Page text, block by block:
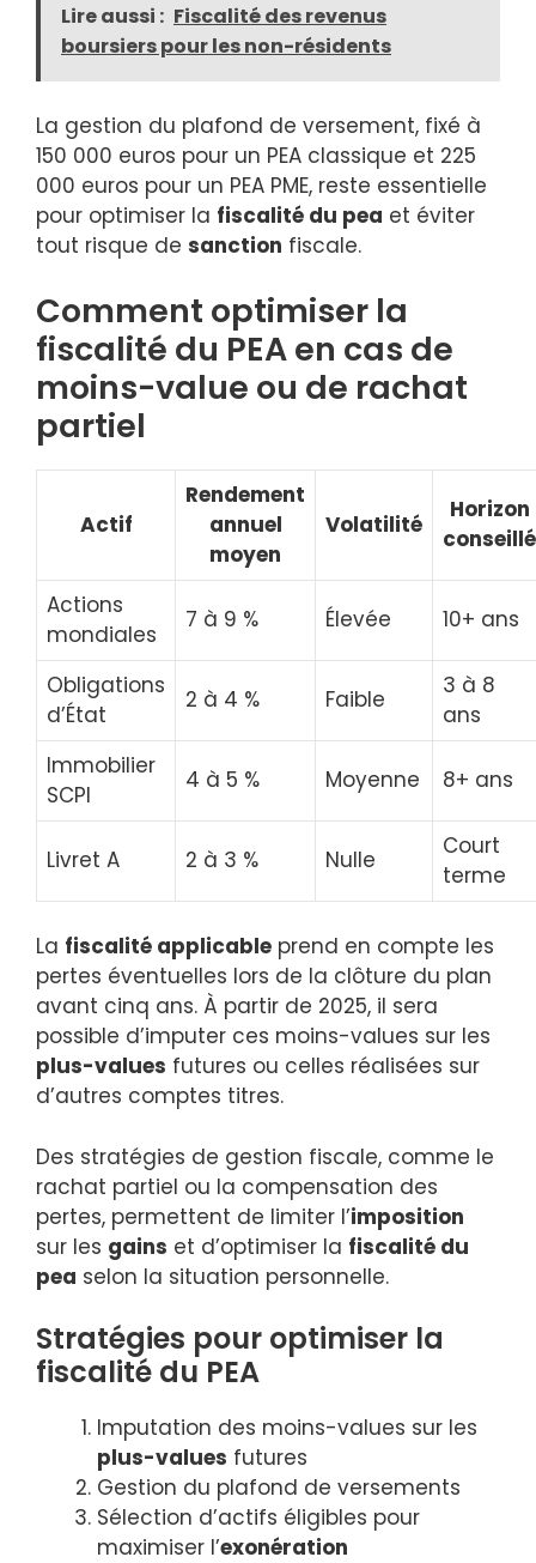
Lire aussi : Fiscalité des revenus
boursiers pour les non-résidents
La gestion du plafond de versement, fixé à
150 000 euros pour un PEA classique et 225
000 euros pour un PEA PME, reste essentielle
pour optimiser la fiscalité du pea et éviter
tout risque de sanction fiscale.
Comment optimiser la
fiscalité du PEA en cas de
moins-value ou de rachat
partiel
Actif
Rendement
annuel
moyen
Volatilité
Horizon
conseillé
Actions
mondiales
7 à 9 % Élevée 10+ ans
Obligations
d’État
2 à 4 % Faible
3 à 8
ans
Immobilier
SCPI
4 à 5 % Moyenne 8+ ans
Livret A 2 à 3 % Nulle
Court
terme
La fiscalité applicable prend en compte les
pertes éventuelles lors de la clôture du plan
avant cinq ans. À partir de 2025, il sera
possible d’imputer ces moins-values sur les
plus-values futures ou celles réalisées sur
d’autres comptes titres.
Des stratégies de gestion fiscale, comme le
rachat partiel ou la compensation des
pertes, permettent de limiter l’imposition
sur les gains et d’optimiser la fiscalité du
pea selon la situation personnelle.
Stratégies pour optimiser la
fiscalité du PEA
Imputation des moins-values sur les
plus-values futures
Gestion du plafond de versements
Sélection d’actifs éligibles pour
maximiser l’exonération